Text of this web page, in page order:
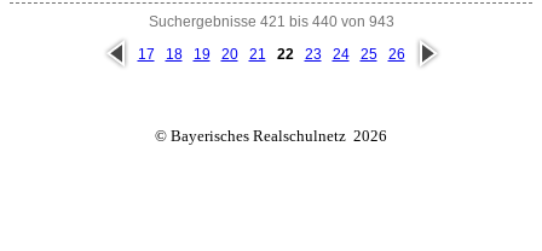
Suchergebnisse 421 bis 440 von 943
vorh
erig
17 18 19 20 21 22 23 24 25 26
näc
hste
© Bayerisches Realschulnetz 2026